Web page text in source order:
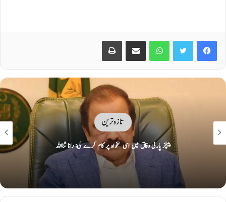
Facebook
Twitter
WhatsApp
Share via Email
Print
تازہ ترین
ایران نے دورانِ جنگ تباہ کیے امریکی و اسرائیلی طیارے نمائش کیلئے پیش کر دیے